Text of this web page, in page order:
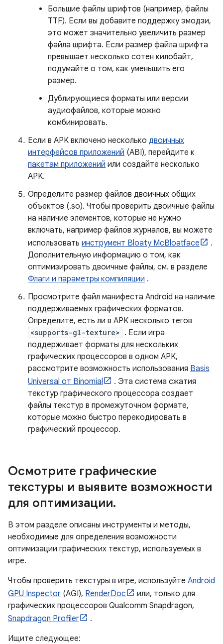
Большие файлы шрифтов (например, файлы
TTF). Если вы добавите поддержку эмодзи,
это может значительно увеличить размер
файла шрифта. Если размер файла шрифта
превышает несколько сотен килобайт,
подумайте о том, как уменьшить его
размер.
Дублирующиеся форматы или версии
аудиофайлов, которые можно
комбинировать.
Если в APK включено несколько двоичных
интерфейсов приложений (ABI), перейдите к
пакетам приложений или создайте несколько
APK.
Определите размер файлов двоичных общих
объектов (.so). Чтобы проверить двоичные файлы
на наличие элементов, которые не нужно
включать, например файлов журналов, вы можете
использовать инструмент Bloaty McBloatface
.
Дополнительную информацию о том, как
оптимизировать двоичные файлы, см. в разделе
Флаги и параметры компиляции .
Просмотрите файл манифеста Android на наличие
поддерживаемых графических форматов.
Определите, есть ли в APK несколько тегов
<supports-gl-texture> . Если игра
поддерживает форматы для нескольких
графических процессоров в одном APK,
рассмотрите возможность использования Basis
Universal от Binomial
. Эта система сжатия
текстур графического процессора создает
файлы текстур в промежуточном формате,
которые можно быстро перекодировать в
графический процессор.
Осмотрите графические
текстуры и выявите возможности
для оптимизации.
В этом разделе описаны инструменты и методы,
необходимые для определения возможности
оптимизации графических текстур, используемых в
игре.
Чтобы проверить текстуры в игре, используйте Android
GPU Inspector (AGI), RenderDoc
или, только для
графических процессоров Qualcomm Snapdragon,
Snapdragon Profiler
.
Ищите следующее: